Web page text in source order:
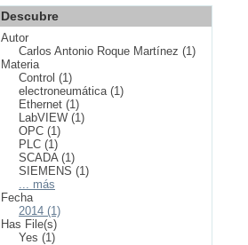
Descubre
Autor
Carlos Antonio Roque Martínez (1)
Materia
Control (1)
electroneumática (1)
Ethernet (1)
LabVIEW (1)
OPC (1)
PLC (1)
SCADA (1)
SIEMENS (1)
... más
Fecha
2014 (1)
Has File(s)
Yes (1)